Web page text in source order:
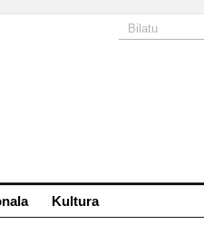
Kultura